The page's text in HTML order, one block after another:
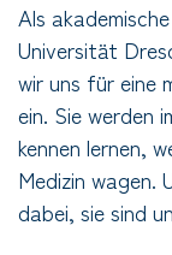
Als
Universität
wir uns für eine
ein. Sie werden
kennen lernen,
Medizin wagen.
dabei, sie sind